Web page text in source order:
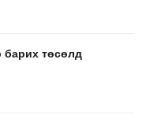
барих төсөлд